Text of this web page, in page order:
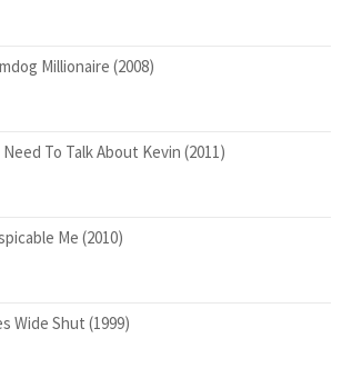
Millionaire (2008)
Need To Talk About Kevin (2011)
Me (2010)
Wide Shut (1999)